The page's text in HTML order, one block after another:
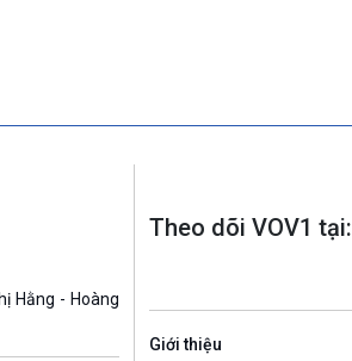
Hằng - Hoàng
Theo dõi VOV1 tại:
Giới thiệu